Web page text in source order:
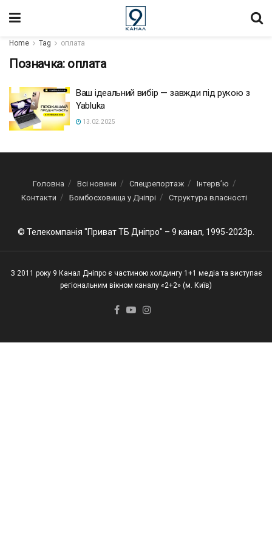
Home Tag оплата
Позначка: оплата
Ваш ідеальний вибір — завжди під рукою з
Yabluka
13.02.2025
Головна Всі новини Спецрепортаж
Інтерв’ю
Контакти
Бомбосховища у Дніпрі Структура власності
© Телекомпанія "Приват ТБ Дніпро" – 9 канал, 1995-2023р.
З 2011 року 9 Канал Дніпро є частиною холдингу 1+1 медіа та виступає
регіональним вікном каналу «2+2» (м. Київ)